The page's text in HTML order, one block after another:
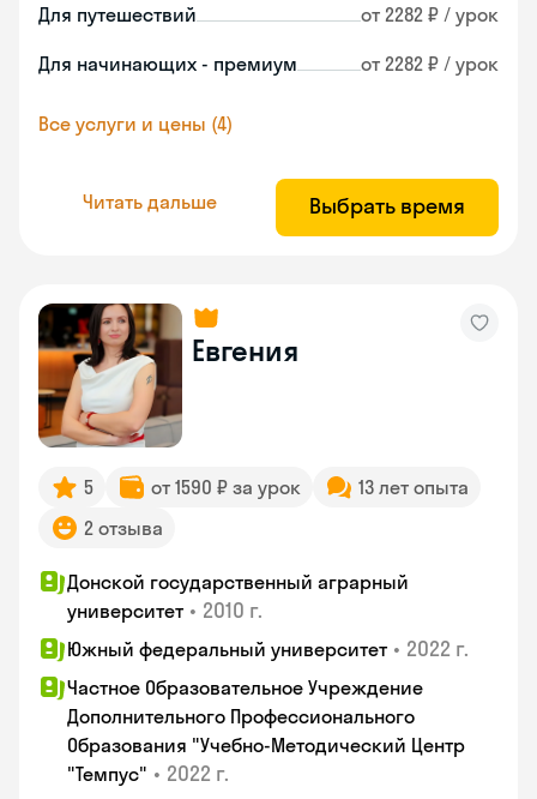
Для путешествий от 2282 ₽ / урок
Для начинающих - премиум от 2282 ₽ / урок
Все услуги и цены (4)
Читать дальше Выбрать время
Евгения
5 от 1590 ₽ за урок
13 лет опыта
2 отзыва
Донской государственный аграрный
университет • 2010 г.
Южный федеральный университет • 2022 г.
Частное Образовательное Учреждение
Дополнительного Профессионального
Образования "Учебно-Методический Центр
"Темпус" • 2022 г.